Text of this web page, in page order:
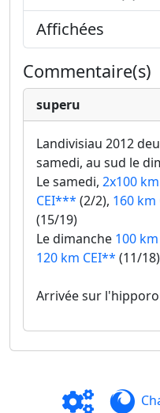
Affichées
Commentaire(s)
superu
Landivisiau 2012
samedi, au sud le
Le samedi, 2x100 km
CEI*** (2/2), 160
(15/19)
Le dimanche 100
120 km CEI** (11/18)
Arrivée sur